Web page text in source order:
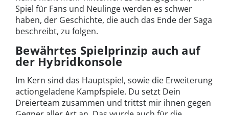
Spiel für Fans und Neulinge werden es schwer
haben, der Geschichte, die auch das Ende der Saga
beschreibt, zu folgen.
Bewährtes Spielprinzip auch auf
der Hybridkonsole
Im Kern sind das Hauptspiel, sowie die Erweiterung
actiongeladene Kampfspiele. Du setzt Dein
Dreierteam zusammen und trittst mir ihnen gegen